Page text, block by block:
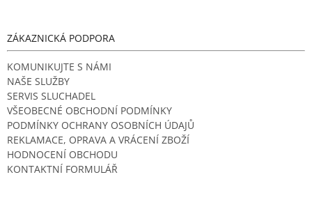
ZÁKAZNICKÁ PODPORA
KOMUNIKUJTE S NÁMI
NAŠE SLUŽBY
SERVIS SLUCHADEL
VŠEOBECNÉ OBCHODNÍ PODMÍNKY
PODMÍNKY OCHRANY OSOBNÍCH ÚDAJŮ
REKLAMACE, OPRAVA A VRÁCENÍ ZBOŽÍ
HODNOCENÍ OBCHODU
KONTAKTNÍ FORMULÁŘ